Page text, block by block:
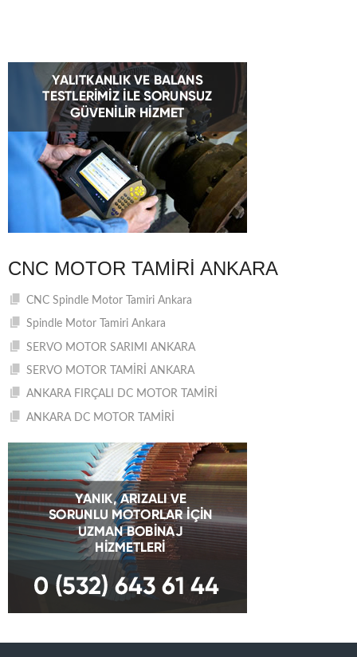
CNC MOTOR TAMIRI ANKARA
CNC Spindle Motor Tamiri Ankara
Spindle Motor Tamiri Ankara
SERVO MOTOR SARIMI ANKARA
SERVO MOTOR TAMİRİ ANKARA
ANKARA FIRÇALI DC MOTOR TAMİRİ
ANKARA DC MOTOR TAMİRİ